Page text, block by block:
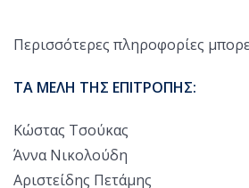
Περισσότερες πληροφορίες
ΤΑ ΜΕΛΗ ΤΗΣ ΕΠΙΤΡΟΠΗΣ:
Κώστας Τσούκας
Άννα Νικολούδη
Αριστείδης Πετάμης